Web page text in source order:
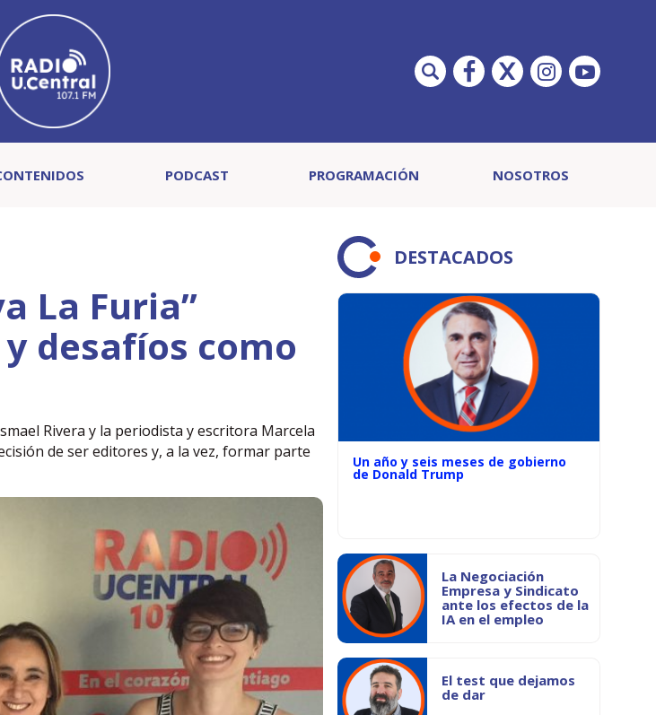
PODCAST PROGRAMACIÓN NOSOTROS
La Furia”
desafíos como
Rivera y la periodista y escritora Marcela
de ser editores y, a la vez, formar parte
DESTACADOS
Un año y seis meses de gobierno
de Donald Trump
La Negociación
Empresa y Sindicato
ante los efectos de la
IA en el empleo
El test que dejamos
de dar